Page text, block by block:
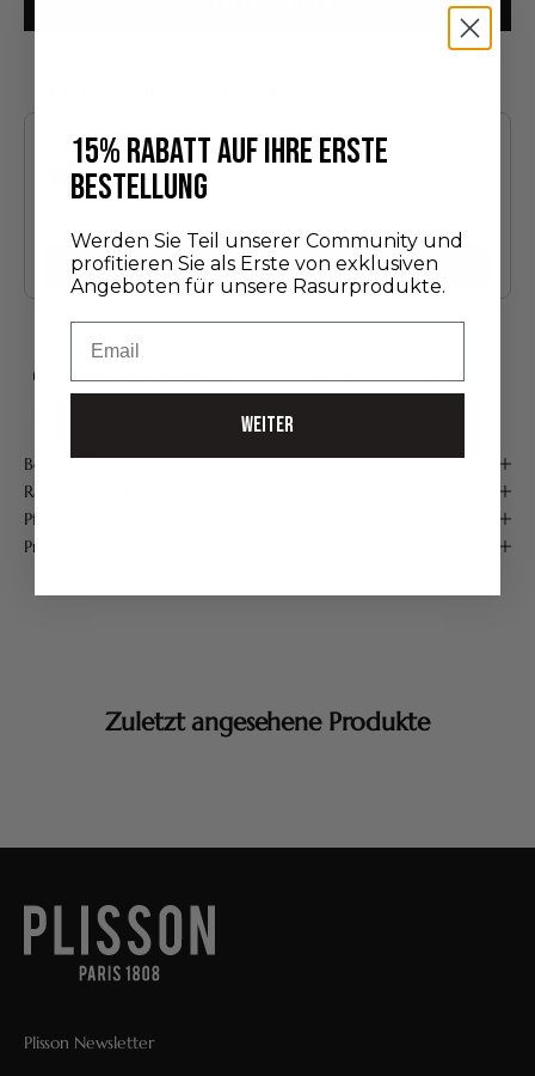
24,00 €
Hinzufügen
Beschreibung
Ratschläge zur Verwendung
Pflege
Produktdetails
Zuletzt angesehene Produkte
Plisson Newsletter
15% RABATT AUF IHRE ERSTE
BESTELLUNG
Werden Sie Teil unserer Community und
profitieren Sie als Erste von exklusiven
Angeboten für unsere Rasurprodukte.
WEITER